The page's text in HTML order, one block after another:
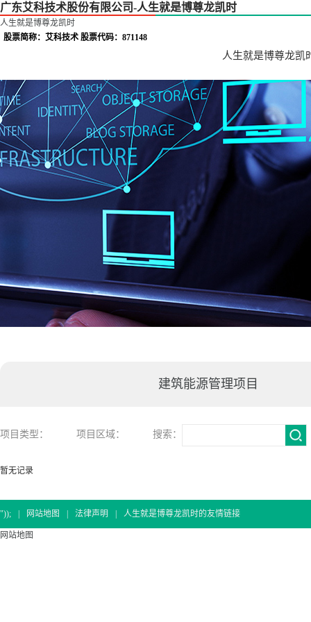
广东艾科技术股份有限公司-人生就是博尊龙凯时
人生就是博尊龙凯时
股票简称：艾科技术 股票代码：871148
人生就是博尊龙凯
建筑能源管理项目
项目类型： 项目区域： 搜索：
暂无记录
")); 网站地图 法律声明 人生就是博尊龙凯时的友情链接
网站地图